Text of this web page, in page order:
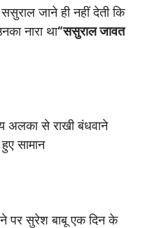
जाने ही नहीं देती कि
नारा था“ससुराल जावत
अलका से राखी बंधवाने
सामान
पर सुरेश बाबू एक दिन के